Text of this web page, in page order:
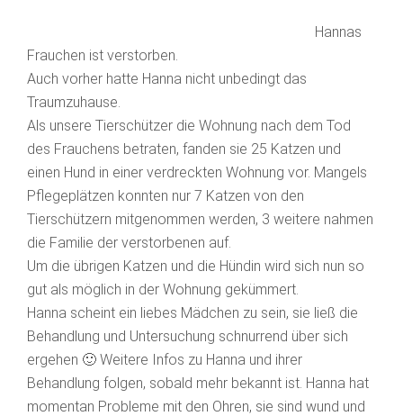
Hannas
Frauchen ist verstorben.
Auch vorher hatte Hanna nicht unbedingt das
Traumzuhause.
Als unsere Tierschützer die Wohnung nach dem Tod
des Frauchens betraten, fanden sie 25 Katzen und
einen Hund in einer verdreckten Wohnung vor. Mangels
Pflegeplätzen konnten nur 7 Katzen von den
Tierschützern mitgenommen werden, 3 weitere nahmen
die Familie der verstorbenen auf.
Um die übrigen Katzen und die Hündin wird sich nun so
gut als möglich in der Wohnung gekümmert.
Hanna scheint ein liebes Mädchen zu sein, sie ließ die
Behandlung und Untersuchung schnurrend über sich
ergehen 🙂 Weitere Infos zu Hanna und ihrer
Behandlung folgen, sobald mehr bekannt ist. Hanna hat
momentan Probleme mit den Ohren, sie sind wund und